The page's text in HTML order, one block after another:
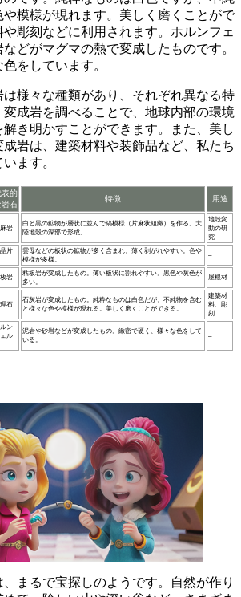
模様が現れます。美しく磨くことがで
彫刻などに利用されます。 ホルンフェ
どがマグマの熱で変成したものです。
をしています。
は様々な種類があり、それぞれ異なる特
成岩を調べることで、 地球内部の環境
解き明かすことができます。また、美し
岩は、建築材料や装飾品など、私たち
ます。
表的
岩石
特徴 用途
麻岩
白と黒の鉱物が層状に並んで縞模様（片麻状組織）を作る。大
陸地殻の深部で形成。
地殻変
動の研
究
片
雲母などの板状の鉱物が多く含まれ、薄く剥がれやすい。色や
模様が多様。
–
岩
粘板岩が変成したもの。薄い板状に割れやすい。黒色や灰色が
多い。
屋根材
石
石灰岩が変成したもの。純粋なものは白色だが、不純物を含む
と様々な色や模様が現れる。美しく磨くことができる。
建築材
料、彫
刻
ン
ル
泥岩や砂岩などが変成したもの。緻密で硬く、様々な色をして
いる。
–
まるで宝探しのようです。
自然が作り